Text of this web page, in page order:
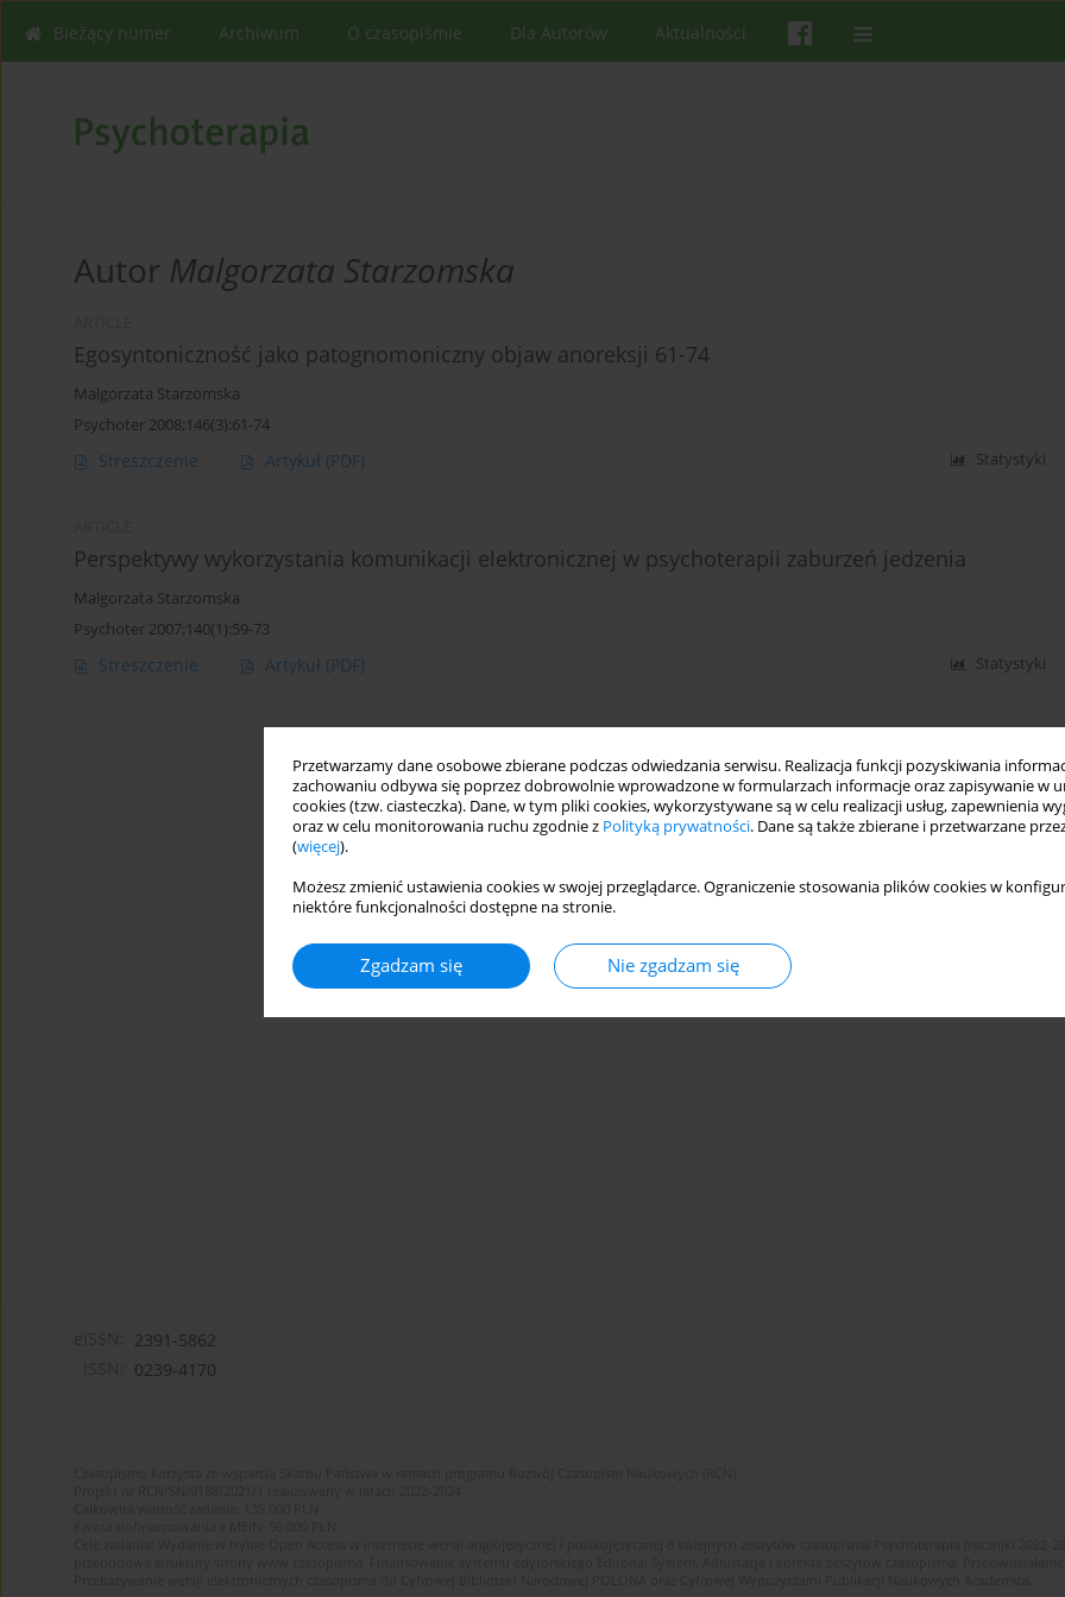
Przetwarzamy dane osobowe zbierane podczas odwiedzania serwisu. Realizacja funkcji pozyskiwania
zachowaniu odbywa się poprzez dobrowolnie wprowadzone w formularzach informacje oraz zapisywanie w
cookies (tzw. ciasteczka). Dane, w tym pliki cookies, wykorzystywane są w celu realizacji usług, zapewnienia
oraz w celu monitorowania ruchu zgodnie z Polityką prywatności. Dane są także zbierane i przetwarzane
(więcej).
Możesz zmienić ustawienia cookies w swojej przeglądarce. Ograniczenie stosowania plików cookies w
niektóre funkcjonalności dostępne na stronie.
Zgadzam się Nie zgadzam się
Bieżący numer Archiwum O czasopiśmie Dla Autorów Aktualności
Autor Malgorzata Starzomska
Egosyntoniczność jako patognomoniczny objaw anoreksji 61-74
Malgorzata Starzomska
Psychoter 2008;146(3):61-74
Streszczenie Artykuł (PDF) Statystyki
Perspektywy wykorzystania komunikacji elektronicznej w psychoterapii zaburzeń jedzenia
Malgorzata Starzomska
Psychoter 2007;140(1):59-73
Streszczenie Artykuł (PDF) Statystyki
2391-5862
0239-4170